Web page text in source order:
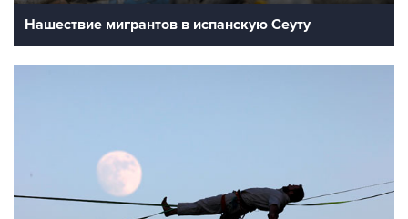
Фотохроника 31 июля